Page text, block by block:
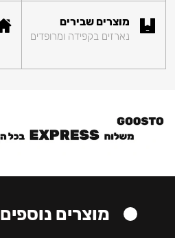
מוצרים שבירים
נארזים בקפידה ומרופדים
מוצרים נוספים